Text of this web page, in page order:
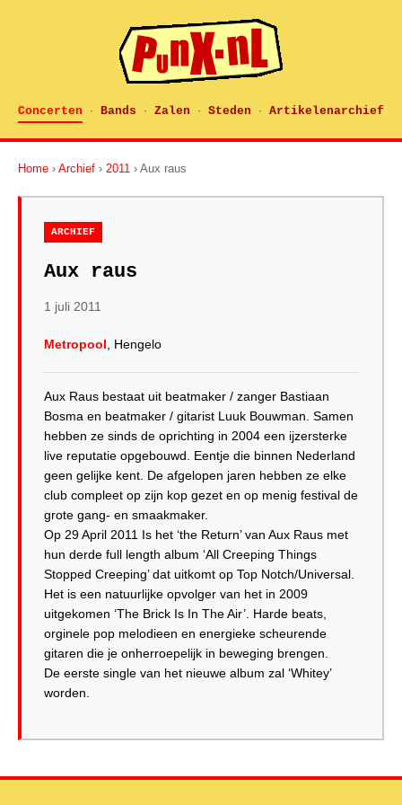
Concerten · Bands · Zalen · Steden · Artikelenarchief
Home › Archief › 2011 › Aux raus
ARCHIEF
Aux raus
1 juli 2011
Metropool , Hengelo
Aux Raus bestaat uit beatmaker / zanger Bastiaan
Bosma en beatmaker / gitarist Luuk Bouwman. Samen
hebben ze sinds de oprichting in 2004 een ijzersterke
live reputatie opgebouwd. Eentje die binnen Nederland
geen gelijke kent. De afgelopen jaren hebben ze elke
club compleet op zijn kop gezet en op menig festival de
grote gang- en smaakmaker.
Op 29 April 2011 Is het ‘the Return’ van Aux Raus met
hun derde full length album ‘All Creeping Things
Stopped Creeping’ dat uitkomt op Top Notch/Universal.
Het is een natuurlijke opvolger van het in 2009
uitgekomen ‘The Brick Is In The Air’. Harde beats,
orginele pop melodieen en energieke scheurende
gitaren die je onherroepelijk in beweging brengen.
De eerste single van het nieuwe album zal ‘Whitey’
worden.